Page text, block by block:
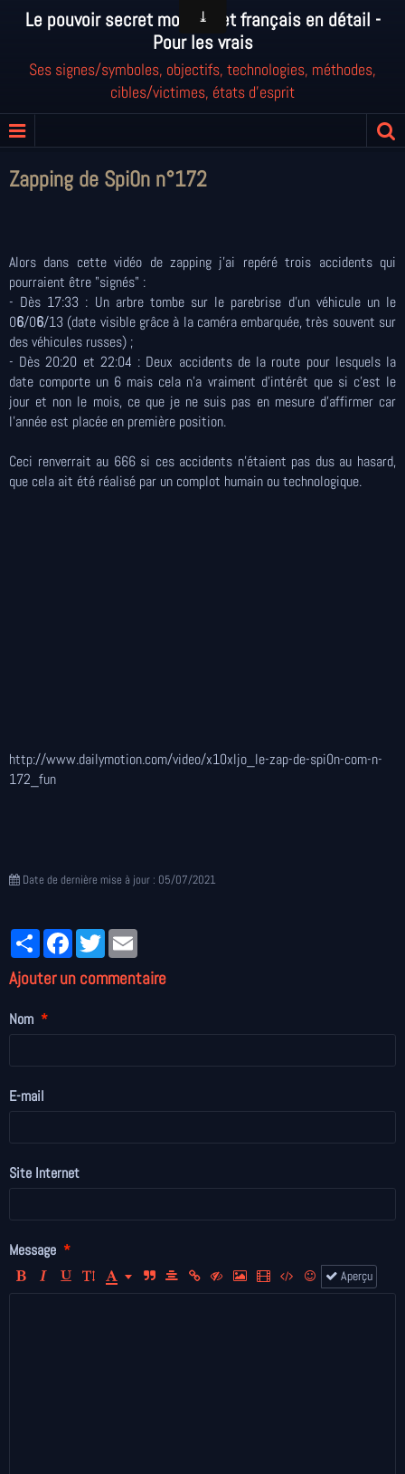
Le pouvoir secret mondial et français en détail -
Pour les vrais
Ses signes/symboles, objectifs, technologies, méthodes,
cibles/victimes, états d'esprit
Zapping de Spi0n n°172
Alors dans cette vidéo de zapping j'ai repéré trois accidents qui
pourraient être "signés" :
- Dès 17:33 : Un arbre tombe sur le parebrise d'un véhicule un le
06/06/13 (date visible grâce à la caméra embarquée, très souvent sur
des véhicules russes) ;
- Dès 20:20 et 22:04 : Deux accidents de la route pour lesquels la
date comporte un 6 mais cela n'a vraiment d'intérêt que si c'est le
jour et non le mois, ce que je ne suis pas en mesure d'affirmer car
l'année est placée en première position.
Ceci renverrait au 666 si ces accidents n'étaient pas dus au hasard,
que cela ait été réalisé par un complot humain ou technologique.
http://www.dailymotion.com/video/x10xljo_le-zap-de-spi0n-com-n-
172_fun
Date de dernière mise à jour : 05/07/2021
PartagerFacebookTwitter
Ajouter un commentaire
Nom
E-mail
Site Internet
Message
Aperçu